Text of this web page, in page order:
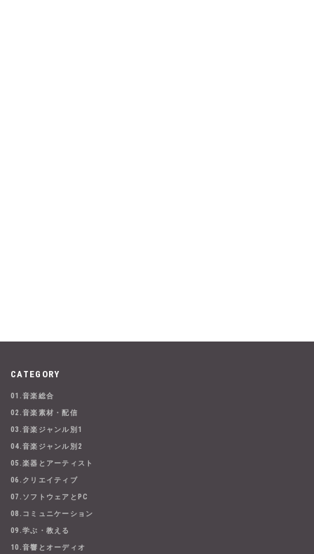
CATEGORY
01.音楽総合
02.音楽素材・配信
03.音楽ジャンル別1
04.音楽ジャンル別2
05.楽器とアーティスト
06.クリエイティブ
07.ソフトウェアとPC
08.コミュニケーション
09.学ぶ・教える
10.音響とオーディオ